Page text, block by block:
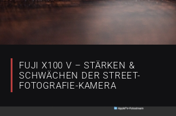
FUJI X100 V – STÄRKEN &
SCHWÄCHEN DER STREET-
FOTOGRAFIE-KAMERA